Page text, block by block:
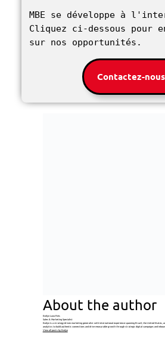
MBE se développe à
Cliquez ci-dessous pour
sur nos opportunités.
Contactez-
About the author
Evelyn Luna Reis
Sales & Marketing Specialist
Evelyn is a strategy-driven marketing generalist with international experience spanning Brazil, the United States,
analytics to build authentic connections and drive measurable growth through strategic digital campaigns and
View all posts by Evelyn